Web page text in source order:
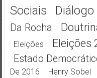
Sociais
Diálogo
Da Rocha
Eleições Eleições
Estado
De 2016
Henry Sobel